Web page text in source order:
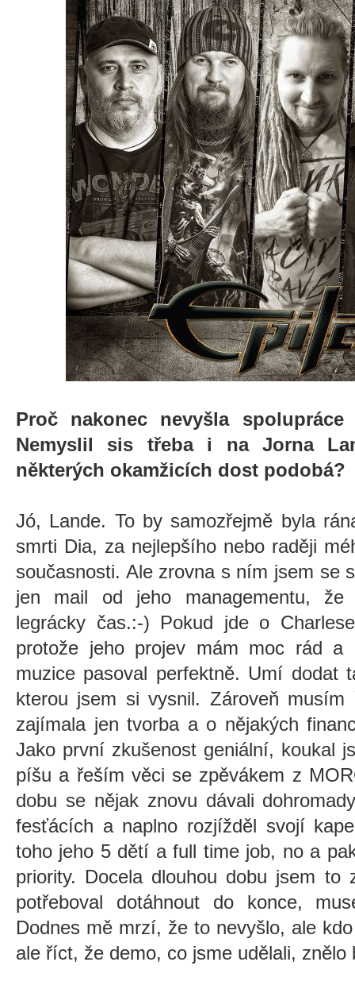
Proč nakonec nevyšla spolupráce
Nemyslil sis třeba i na Jorna
některých okamžicích dost podobá?
Jó, Lande. To by samozřejmě byla
smrti Dia, za nejlepšího nebo raději
současnosti. Ale zrovna s ním jsem se
jen mail od jeho managementu, že
legrácky čas.:-) Pokud jde o
protože jeho projev mám moc rád
muzice pasoval perfektně. Umí dodat
kterou jsem si vysnil. Zároveň
zajímala jen tvorba a o nějakých
Jako první zkušenost geniální, koukal
píšu a řeším věci se zpěvákem z
dobu se nějak znovu dávali
fesťácích a naplno rozjížděl svojí
toho jeho 5 dětí a full time job, no a
priority. Docela dlouhou dobu jsem to
potřeboval dotáhnout do konce,
Dodnes mě mrzí, že to nevyšlo, ale
ale říct, že demo, co jsme udělali, znělo